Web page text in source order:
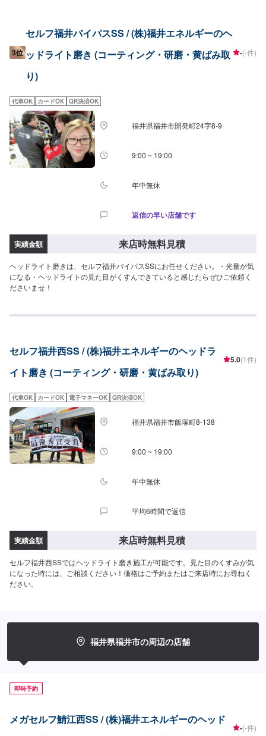
3位
セルフ福井バイパスSS / (株)福井エネルギーのヘ
ッドライト磨き (コーティング・研磨・黄ばみ取
り)
-(-件)
代車OK カードOK QR決済OK
福井県福井市開発町24字8-9
9:00 ~ 19:00
年中無休
返信の早い店舗です
実績金額 来店時無料見積
ヘッドライト磨きは、セルフ福井バイパスSSにお任せください。・光量が気
になる・ヘッドライトの見た目がくすんできていると感じたらぜひご依頼く
ださいませ！
セルフ福井西SS / (株)福井エネルギーのヘッドラ
イト磨き (コーティング・研磨・黄ばみ取り)
5.0(1件)
代車OK カードOK 電子マネーOK QR決済OK
福井県福井市飯塚町8-138
9:00 ~ 19:00
年中無休
平均6時間で返信
実績金額 来店時無料見積
セルフ福井西SSではヘッドライト磨き施工が可能です。見た目のくすみが気
になった時には、ご相談ください！価格はご予約またはご来店時にお尋ねく
ださい。
福井県福井市の周辺の店舗
即時予約
メガセルフ鯖江西SS / (株)福井エネルギーのヘッド
-(-件)